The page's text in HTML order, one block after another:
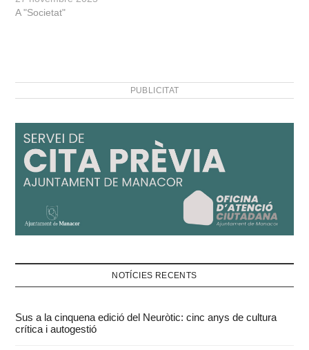
A "Societat"
PUBLICITAT
NOTÍCIES RECENTS
Sus a la cinquena edició del Neuròtic: cinc anys de cultura
crítica i autogestió